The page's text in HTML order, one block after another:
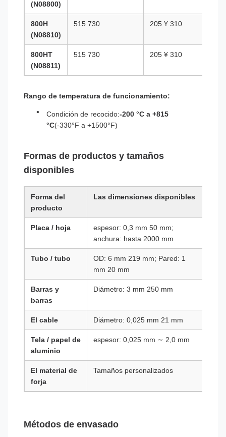
(N08800)
800H
(N08810)
515 730 205 ¥ 310
800HT
(N08811)
515 730 205 ¥ 310
Rango de temperatura de funcionamiento:
Condición de recocido:-200 °C a +815
°C(-330°F a +1500°F)
Formas de productos y tamaños
disponibles
Forma del
producto
Las dimensiones disponibles
Placa / hoja
espesor: 0,3 mm 50 mm;
anchura: hasta 2000 mm
Tubo / tubo
OD: 6 mm 219 mm; Pared: 1
mm 20 mm
Barras y
barras
Diámetro: 3 mm 250 mm
El cable Diámetro: 0,025 mm 21 mm
Tela / papel de
aluminio
espesor: 0,025 mm ∼ 2,0 mm
El material de
forja
Tamaños personalizados
Métodos de envasado